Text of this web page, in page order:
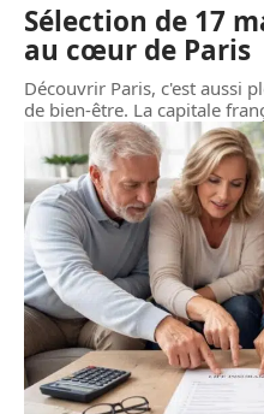
Sélection de 17
au cœur de Paris
Découvrir Paris, c'est aussi
de bien-être. La capitale